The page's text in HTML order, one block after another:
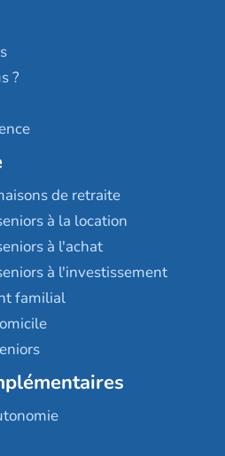
Villa Médicis
?
de retraite
à la location
à l'achat
à l'investissement
familial